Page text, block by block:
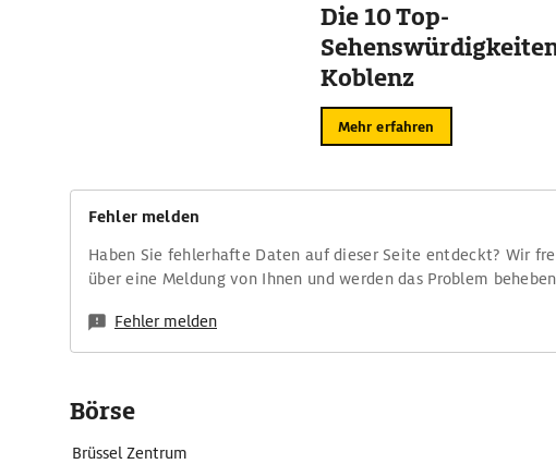
Die 10 Top-
Koblenz
Mehr erfahren
Fehler melden
Haben Sie fehlerhafte Daten auf dieser Seite entdeckt? Wir
über eine Meldung von Ihnen und werden das Problem
Fehler melden
Börse
Brüssel Zentrum